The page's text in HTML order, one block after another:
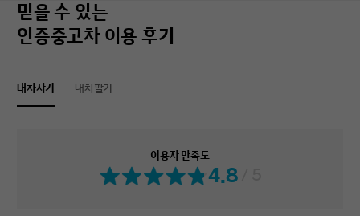
믿을 수 있는
인증중고차 이용 후기
내차사기 내차팔기
이용자 만족도
4.8